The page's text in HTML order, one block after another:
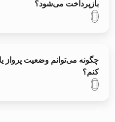
بازپرداخت می‌شود؟
چگونه می‌توانم وضعیت پرواز
کنم؟